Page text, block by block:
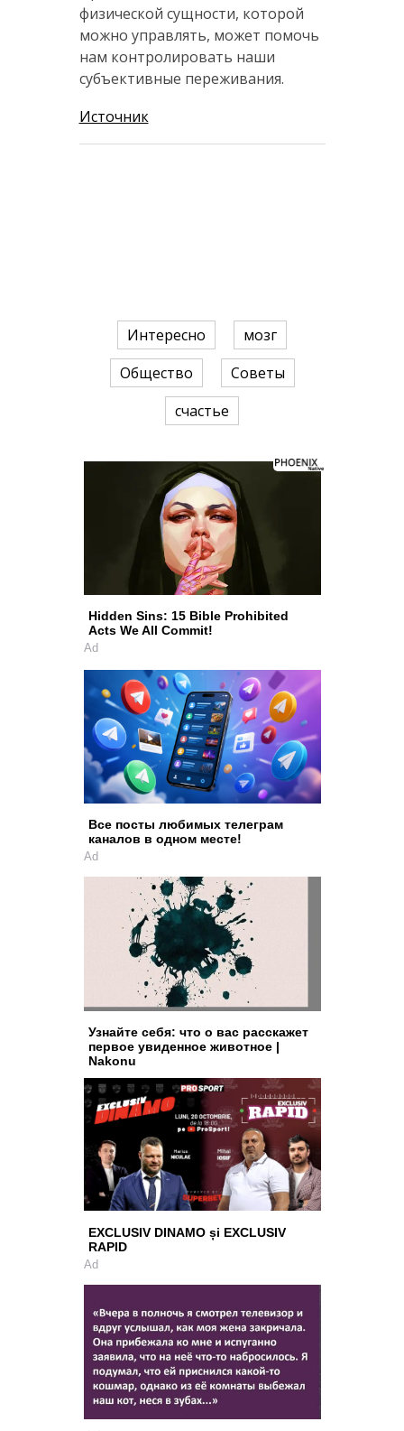
физической сущности, которой
можно управлять, может помочь
нам контролировать наши
субъективные переживания.
Источник
Интересно
мозг
Общество
Советы
счастье
Hidden Sins: 15 Bible Prohibited
Acts We All Commit!
Ad
Все посты любимых телеграм
каналов в одном месте!
Ad
Узнайте себя: что о вас расскажет
первое увиденное животное |
Nakonu
EXCLUSIV DINAMO și EXCLUSIV
RAPID
Ad